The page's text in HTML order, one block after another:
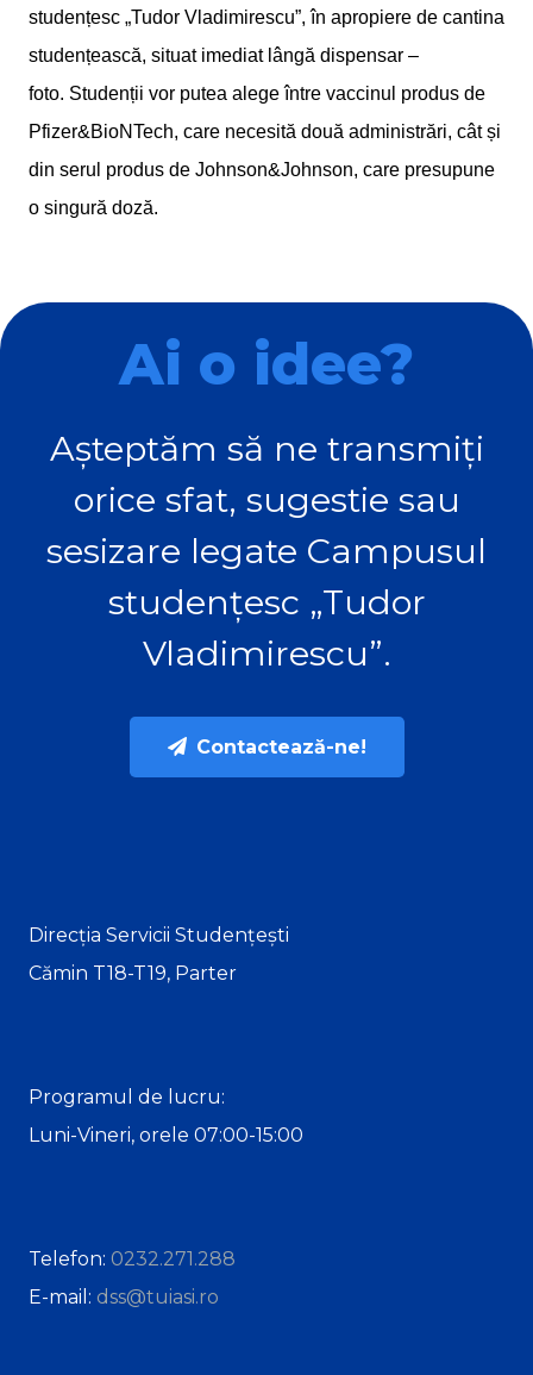
studențesc „Tudor Vladimirescu”, în apropiere de cantina
studențească, situat imediat lângă dispensar –
foto. Studenții vor putea alege între vaccinul produs de
Pfizer&BioNTech, care necesită două administrări, cât și
din serul produs de Johnson&Johnson, care presupune
o singură doză.
Ai o idee?
Așteptăm să ne transmiți
orice sfat, sugestie sau
sesizare legate Campusul
studențesc „Tudor
Vladimirescu”.
Contactează-ne!
Direcția Servicii Studențești
Cămin T18-T19, Parter
Programul de lucru:
Luni-Vineri, orele 07:00-15:00
Telefon: 0232.271.288
E-mail: dss@tuiasi.ro